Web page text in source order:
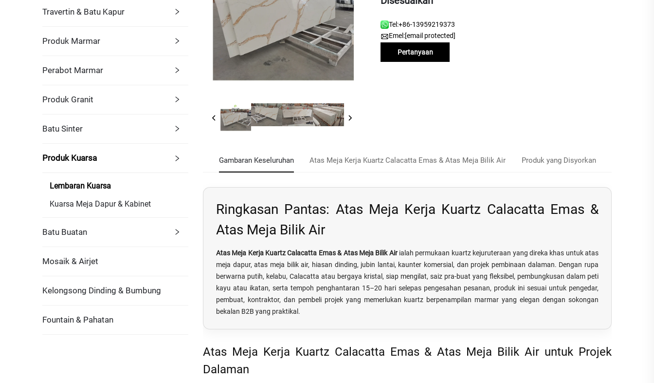
Travertin & Batu Kapur
Produk Marmar
Perabot Marmar
Produk Granit
Batu Sinter
Produk Kuarsa
Lembaran Kuarsa
Kuarsa Meja Dapur & Kabinet
Batu Buatan
Mosaik & Airjet
Kelongsong Dinding & Bumbung
Fountain & Pahatan
Tel:+86-13959219373
Emel:[email protected]
Pertanyaan
Gambaran Keseluruhan Atas Meja Kerja Kuartz Calacatta Emas & Atas Meja Bilik Air Produk yang Disyorkan
Ringkasan Pantas: Atas Meja Kerja Kuartz Calacatta Emas &
Atas Meja Bilik Air
Atas Meja Kerja Kuartz Calacatta Emas & Atas Meja Bilik Air ialah permukaan kuartz kejuruteraan yang direka khas untuk atas
meja dapur, atas meja bilik air, hiasan dinding, jubin lantai, kaunter komersial, dan projek pembinaan dalaman. Dengan rupa
berwarna putih, kelabu, Calacatta atau bergaya kristal, siap mengilat, saiz pra-buat yang fleksibel, pembungkusan dalam peti
kayu atau ikatan, serta tempoh penghantaran 15–20 hari selepas pengesahan pesanan, produk ini sesuai untuk pengedar,
pembuat, kontraktor, dan pembeli projek yang memerlukan kuartz berpenampilan marmar yang elegan dengan sokongan
bekalan B2B yang praktikal.
Atas Meja Kerja Kuartz Calacatta Emas & Atas Meja Bilik Air untuk Projek
Dalaman